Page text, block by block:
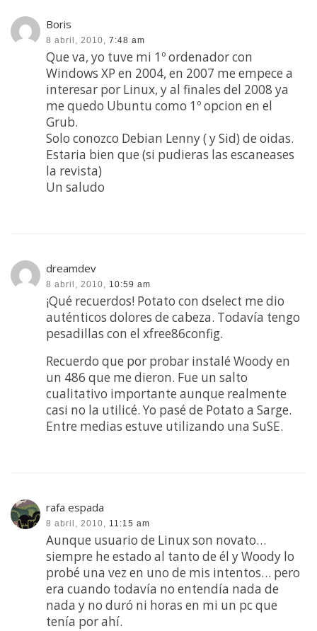
Boris
8 abril, 2010, 7:48 am
Que va, yo tuve mi 1º ordenador con
Windows XP en 2004, en 2007 me empece a
interesar por Linux, y al finales del 2008 ya
me quedo Ubuntu como 1º opcion en el
Grub.
Solo conozco Debian Lenny ( y Sid) de oidas.
Estaria bien que (si pudieras las escaneases
la revista)
Un saludo
dreamdev
8 abril, 2010, 10:59 am
¡Qué recuerdos! Potato con dselect me dio
auténticos dolores de cabeza. Todavía tengo
pesadillas con el xfree86config.
Recuerdo que por probar instalé Woody en
un 486 que me dieron. Fue un salto
cualitativo importante aunque realmente
casi no la utilicé. Yo pasé de Potato a Sarge.
Entre medias estuve utilizando una SuSE.
rafa espada
8 abril, 2010, 11:15 am
Aunque usuario de Linux son novato…
siempre he estado al tanto de él y Woody lo
probé una vez en uno de mis intentos… pero
era cuando todavía no entendía nada de
nada y no duró ni horas en mi un pc que
tenía por ahí.